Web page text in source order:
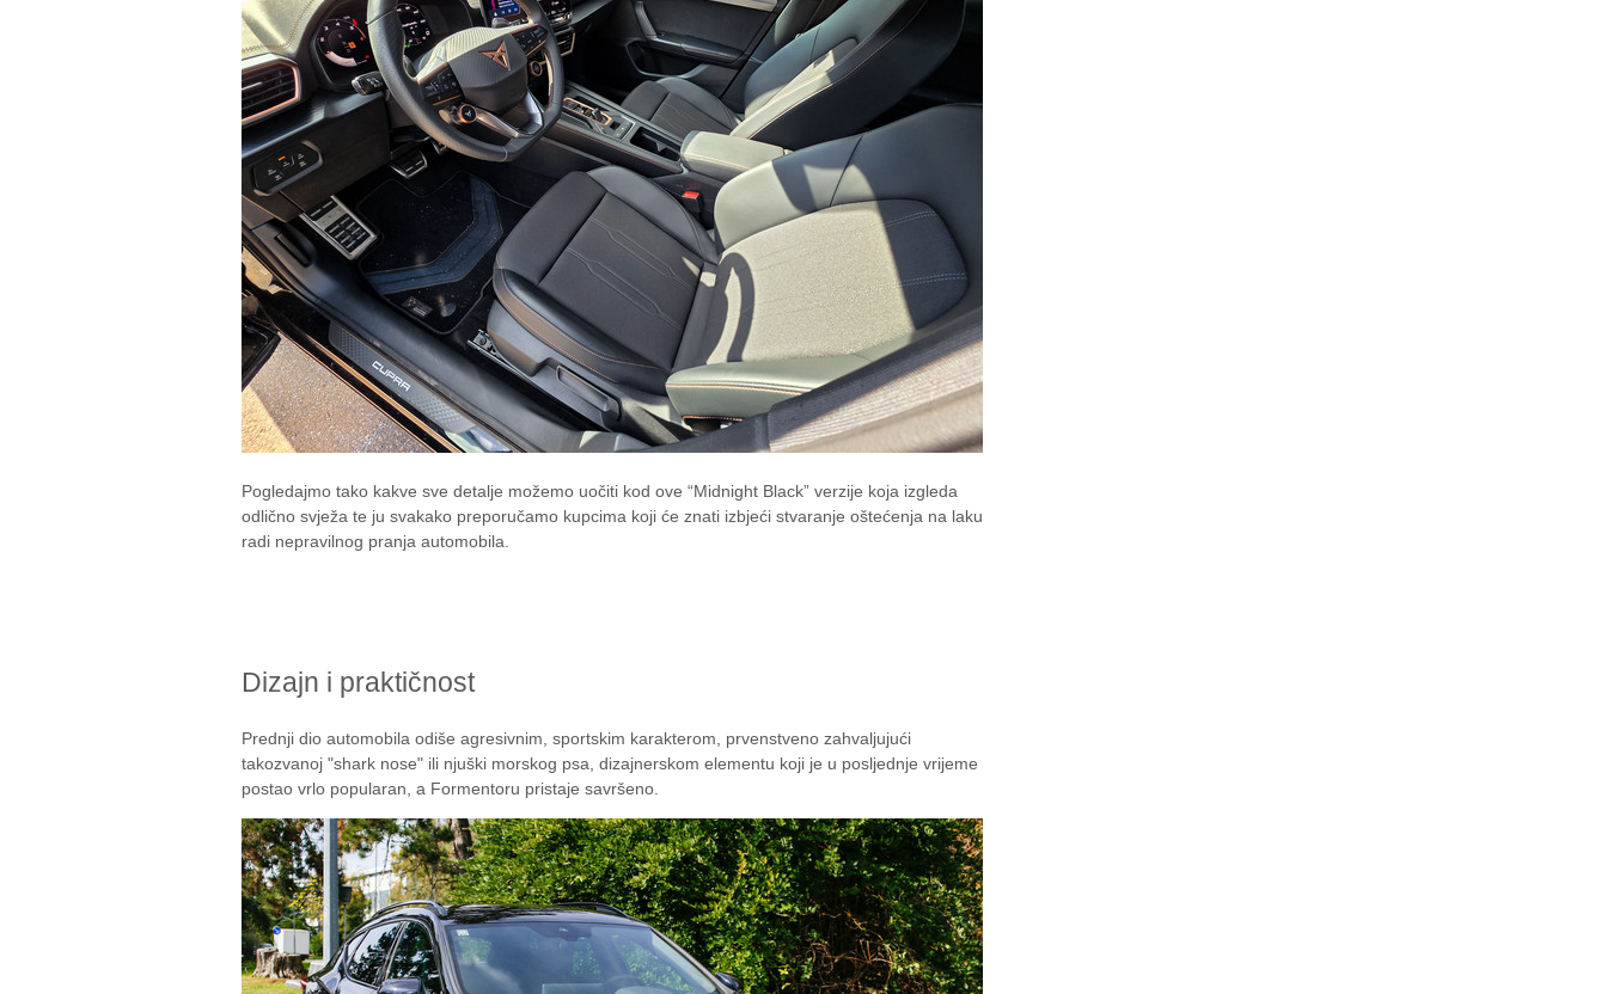
Pogledajmo tako kakve sve detalje možemo uočiti kod ove “Midnight Black” verzije koja izgleda
odlično svježa te ju svakako preporučamo kupcima koji će znati izbjeći stvaranje oštećenja na laku
radi nepravilnog pranja automobila.
Dizajn i praktičnost
Prednji dio automobila odiše agresivnim, sportskim karakterom, prvenstveno zahvaljujući
takozvanoj "shark nose" ili njuški morskog psa, dizajnerskom elementu koji je u posljednje vrijeme
postao vrlo popularan, a Formentoru pristaje savršeno.